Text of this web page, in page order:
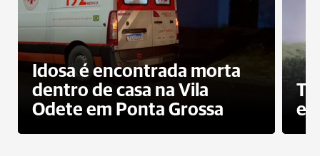
Idosa é encontrada morta
dentro de casa na Vila
Odete em Ponta Grossa
e